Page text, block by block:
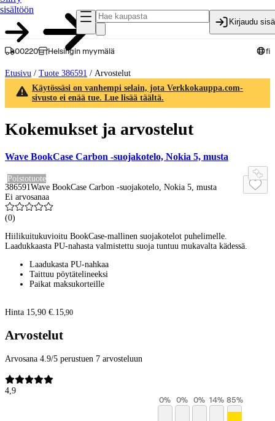
sisältöön
Kirjaudu
00220 Helsingin myymälä fi
Etusivu / Tuote 386591 / Arvostelut
Käytössäsi on vanhempi selain, jota Verkkokauppa.com-
sivusto ei enää tue. Lue lisää täältä.
Kokemukset ja arvostelut
Wave BookCase Carbon -suojakotelo, Nokia 5, musta
Poistotuote
386591 Wave BookCase Carbon -suojakotelo, Nokia 5, musta
Ei arvosanaa
(0)
Hiilikuitukuvioitu BookCase-mallinen suojakotelot puhelimelle.
Laadukkaasta PU-nahasta valmistettu suoja tuntuu mukavalta kädessä.
Laadukasta PU-nahkaa
Taittuu pöytätelineeksi
Paikat maksukorteille
Hinta 15,90 €. 15,90
Arvostelut
Arvosana 4.9/5 perustuen 7 arvosteluun
4,9
0% 0% 0% 14% 85%